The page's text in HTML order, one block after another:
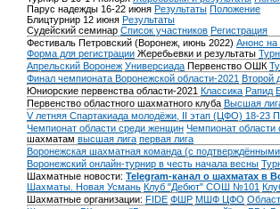
Парус надежды 16-22 июня Результаты Положение
Блицтурнир 12 июня Результаты
Судейский семинар Список участников Регистрация
Фестиваль Петровский (Воронеж, июнь 2022) Анонс
Форма для регистрации Жеребьевки и результаты
Апрельский Воронеж Универсиада Первенство ОШК
Финал чемпионата Воронежской области-2021 Второй
Юниорские первенства области-2021 Классика Рапид
Первенство областного шахматного клуба Высшая
V летняя Спартакиада молодёжи, II этап (ЦФО) 18-23
Чемпионат области среди женщин Чемпионат области
шахматам высшая лига первая лига
Воронежская шахматная команда (с
Воронежский онлайн-турнир в честь начала весны
Шахматные новости: Telegram-канал о шахматах в
Шахматы. Новая Усмань Клуб "Дебют" СОШ №101
Шахматные организации: FIDE ФШР МШФ ЦФО